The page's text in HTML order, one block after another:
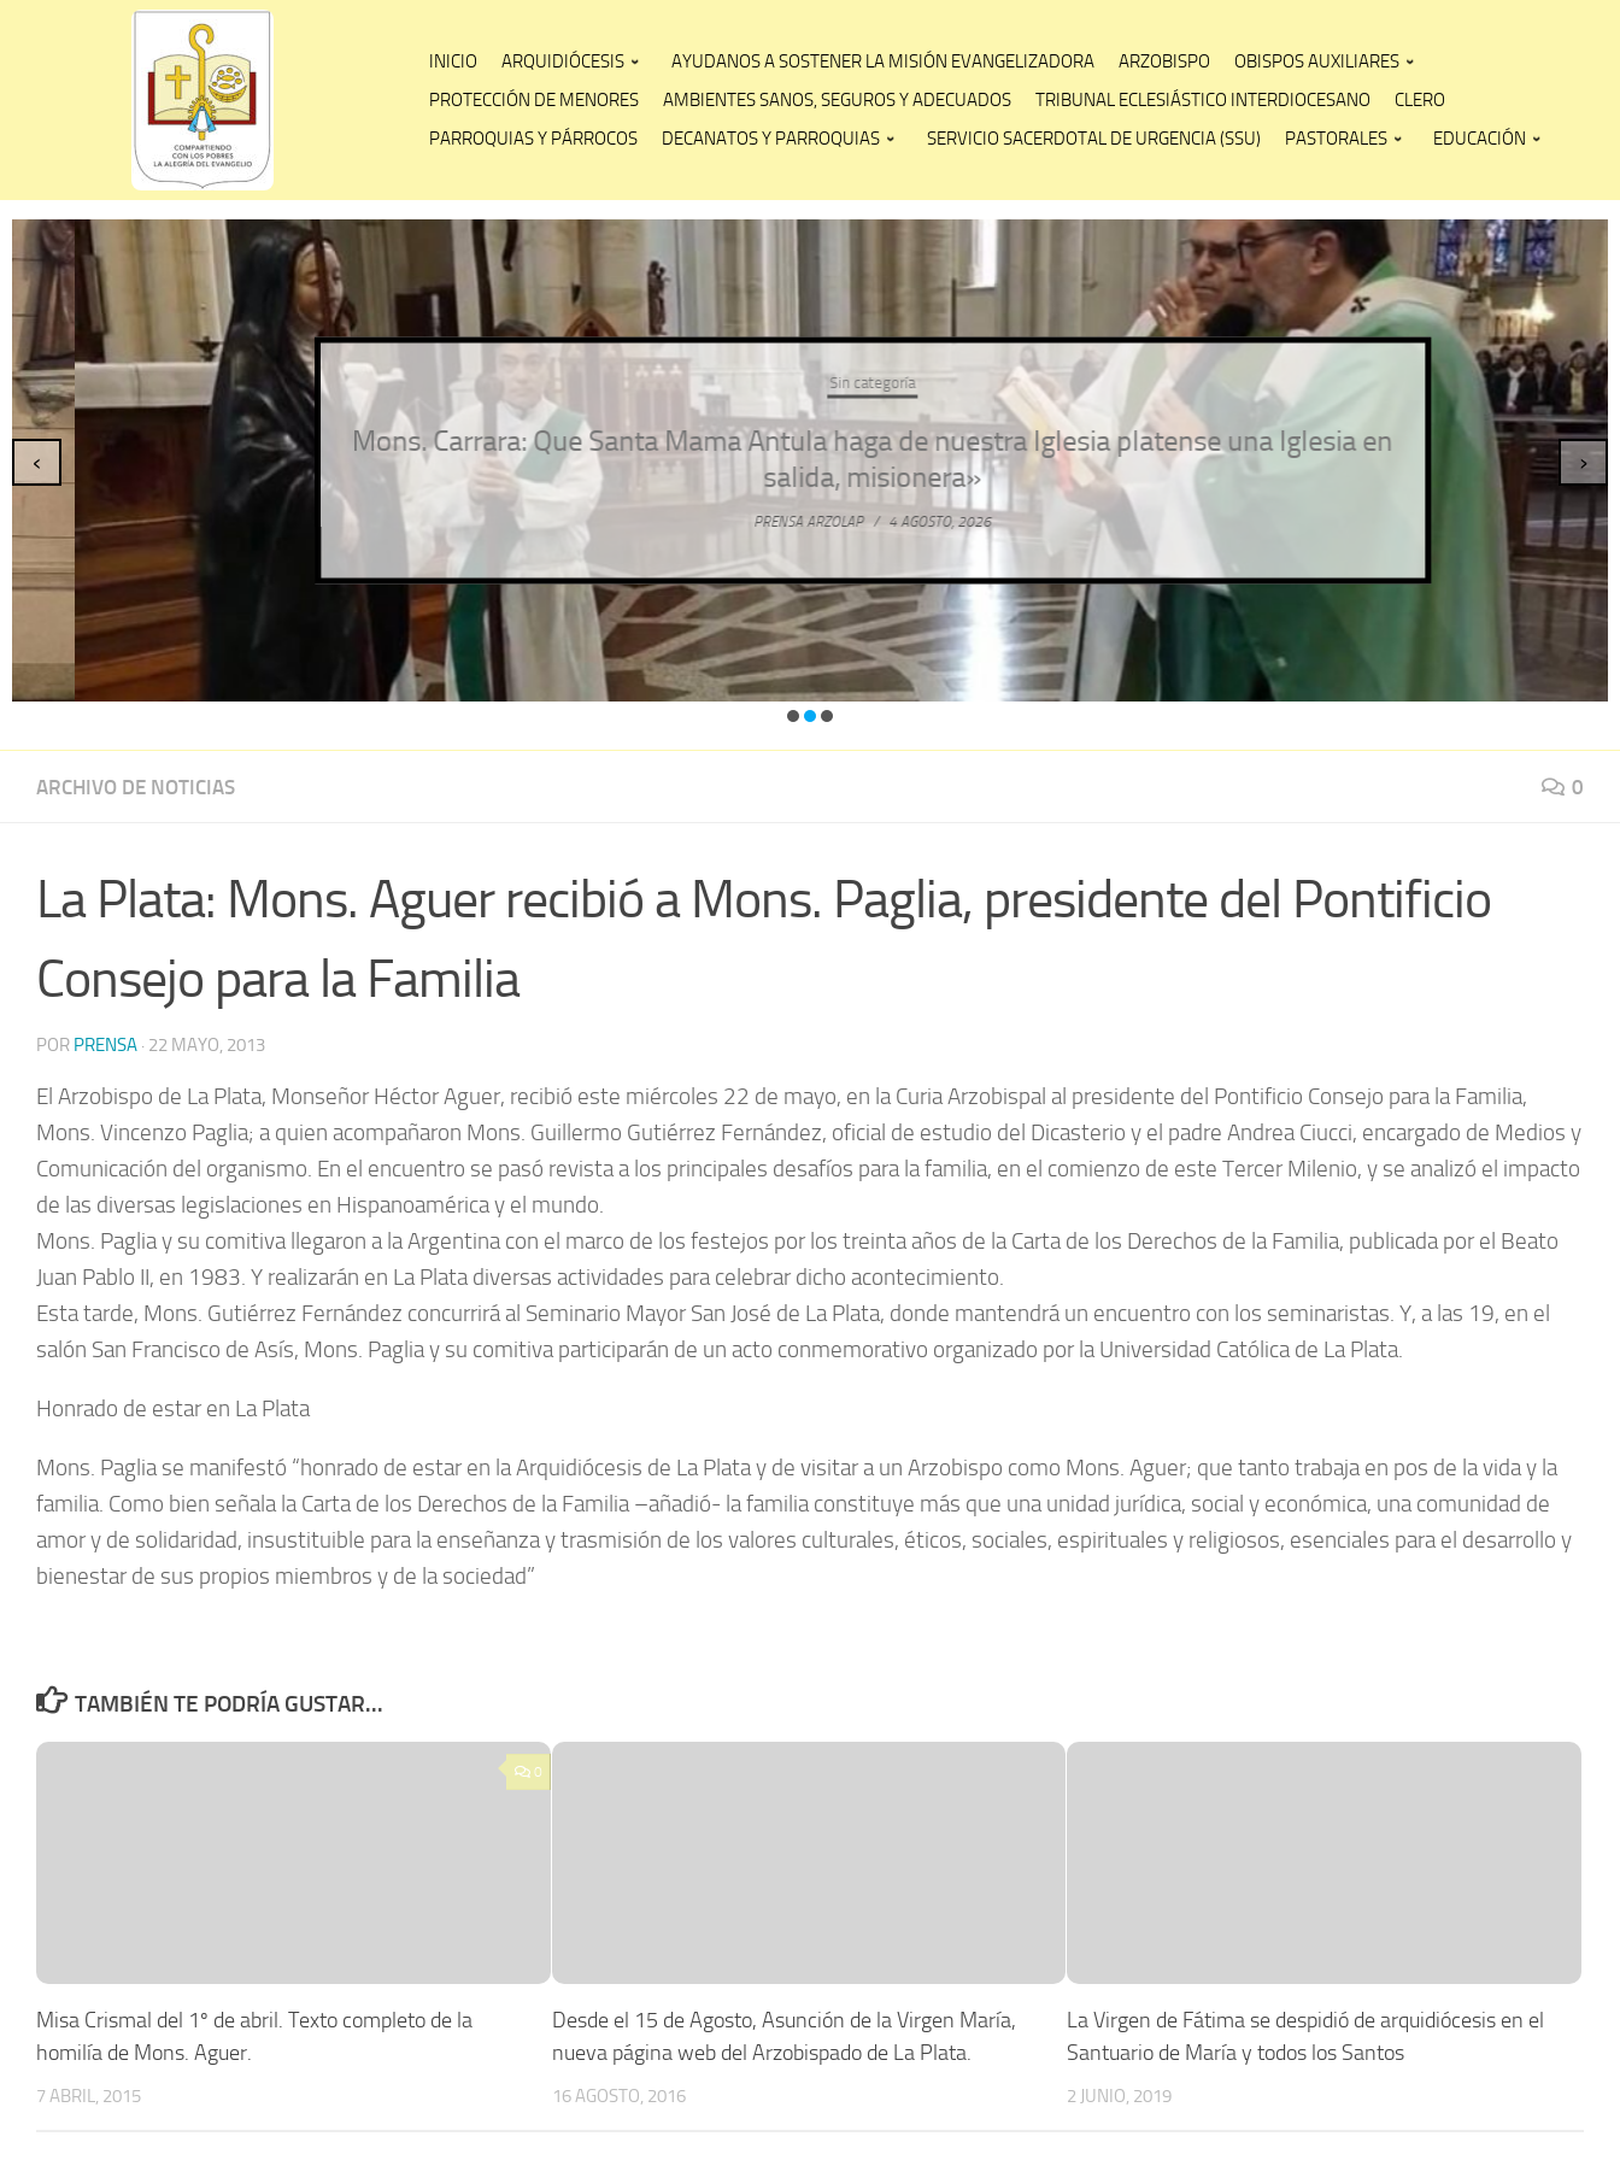
INICIO ARQUIDIÓCESIS AYUDANOS A SOSTENER LA MISIÓN EVANGELIZADORA ARZOBISPO
OBISPOS AUXILIARES
PROTECCIÓN DE MENORES
AMBIENTES SANOS, SEGUROS Y ADECUADOS TRIBUNAL ECLESIÁSTICO INTERDIOCESANO
CLERO
PARROQUIAS Y PÁRROCOS
DECANATOS Y PARROQUIAS SERVICIO SACERDOTAL DE URGENCIA (SSU) PASTORALES EDUCACIÓN
Sin categoría
Mons. Carrara: Que Santa Mama Antula haga de nuestra Iglesia platense una Iglesia en
salida, misionera»
PRENSA ARZOLAP / 4 AGOSTO, 2026
‹ ›
ARCHIVO DE NOTICIAS 0
La Plata: Mons. Aguer recibió a Mons. Paglia, presidente del Pontificio
Consejo para la Familia
POR PRENSA · 22 MAYO, 2013
El Arzobispo de La Plata, Monseñor Héctor Aguer, recibió este miércoles 22 de mayo, en la Curia Arzobispal al presidente del Pontificio Consejo para la Familia,
Mons. Vincenzo Paglia; a quien acompañaron Mons. Guillermo Gutiérrez Fernández, oficial de estudio del Dicasterio y el padre Andrea Ciucci, encargado de Medios y
Comunicación del organismo. En el encuentro se pasó revista a los principales desafíos para la familia, en el comienzo de este Tercer Milenio, y se analizó el impacto
de las diversas legislaciones en Hispanoamérica y el mundo.
Mons. Paglia y su comitiva llegaron a la Argentina con el marco de los festejos por los treinta años de la Carta de los Derechos de la Familia, publicada por el Beato
Juan Pablo II, en 1983. Y realizarán en La Plata diversas actividades para celebrar dicho acontecimiento.
Esta tarde, Mons. Gutiérrez Fernández concurrirá al Seminario Mayor San José de La Plata, donde mantendrá un encuentro con los seminaristas. Y, a las 19, en el
salón San Francisco de Asís, Mons. Paglia y su comitiva participarán de un acto conmemorativo organizado por la Universidad Católica de La Plata.
Honrado de estar en La Plata
Mons. Paglia se manifestó “honrado de estar en la Arquidiócesis de La Plata y de visitar a un Arzobispo como Mons. Aguer; que tanto trabaja en pos de la vida y la
familia. Como bien señala la Carta de los Derechos de la Familia –añadió- la familia constituye más que una unidad jurídica, social y económica, una comunidad de
amor y de solidaridad, insustituible para la enseñanza y trasmisión de los valores culturales, éticos, sociales, espirituales y religiosos, esenciales para el desarrollo y
bienestar de sus propios miembros y de la sociedad”
TAMBIÉN TE PODRÍA GUSTAR...
0
Misa Crismal del 1º de abril. Texto completo de la
homilía de Mons. Aguer.
7 ABRIL, 2015
Desde el 15 de Agosto, Asunción de la Virgen María,
nueva página web del Arzobispado de La Plata.
16 AGOSTO, 2016
La Virgen de Fátima se despidió de arquidiócesis en el
Santuario de María y todos los Santos
2 JUNIO, 2019